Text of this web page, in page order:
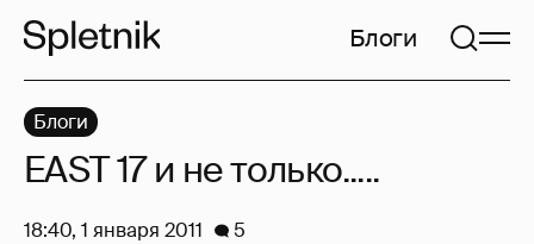
Блоги
Блоги
EAST 17 и не только.....
18:40, 1 января 2011
5